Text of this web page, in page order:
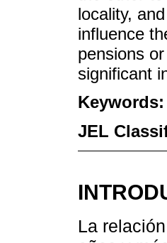
locality,
influence
pensions
significant
Keywords:
JEL
La